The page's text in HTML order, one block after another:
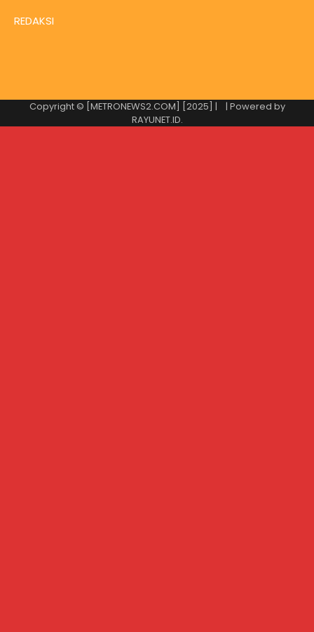
REDAKSI
Copyright © [METRONEWS2.COM] [2025] |
| Powered by
RAYUNET.ID.